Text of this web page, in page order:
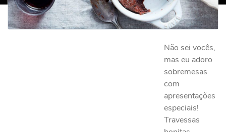
Não sei vocês,
mas eu adoro
sobremesas
com
apresentações
especiais!
Travessas